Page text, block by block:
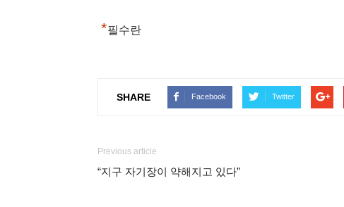
*필수란
SHARE Facebook Twitter
Previous article
“지구 자기장이 약해지고 있다”